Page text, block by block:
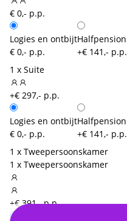
€ 0,- p.p.
Logies en ontbijt
€ 0,- p.p.
Halfpension
+€ 141,- p.p.
1 x Suite
+€ 297,- p.p.
Logies en ontbijt
€ 0,- p.p.
Halfpension
+€ 141,- p.p.
1 x Tweepersoonskamer
1 x Tweepersoonskamer
+€ 391,- p.p.